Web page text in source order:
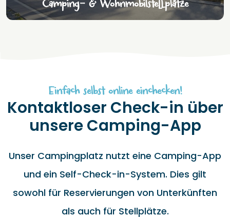
Camping- & Wohnmobilstellplätze
Einfach selbst online einchecken!
Kontaktloser Check-in über
unsere Camping-App
Unser Campingplatz nutzt eine Camping-App
und ein Self-Check-in-System. Dies gilt
sowohl für Reservierungen von Unterkünften
als auch für Stellplätze.